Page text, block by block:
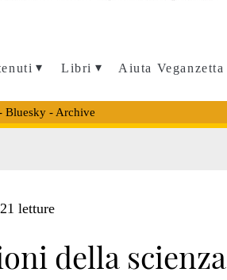
Libri Aiuta Veganzetta
Bluesky- Archive
letture
della scienza